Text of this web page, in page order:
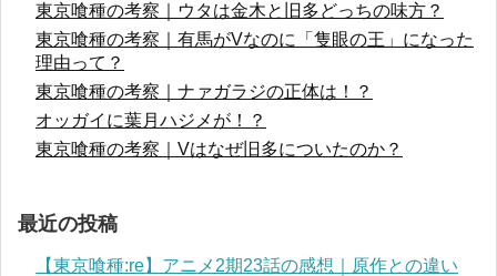
東京喰種の考察｜ウタは金木と旧多どっちの味方？
東京喰種の考察｜有馬がVなのに「隻眼の王」になった
理由って？
東京喰種の考察｜ナァガラジの正体は！？
オッガイに葉月ハジメが！？
東京喰種の考察｜Vはなぜ旧多についたのか？
最近の投稿
【東京喰種:re】アニメ2期23話の感想｜原作との違い